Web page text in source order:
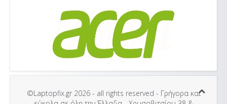
©Laptopfix.gr 2026 - all rights reserved - Γρήγορα και